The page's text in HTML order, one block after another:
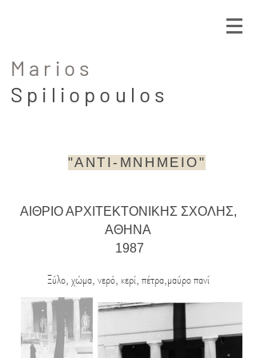
Marios
Spiliopoulos
"ΑΝΤΙ-ΜΝΗΜΕΙΟ"
ΑΙΘΡΙΟ ΑΡΧΙΤΕΚΤΟΝΙΚΗΣ ΣΧΟΛΗΣ,
ΑΘΗΝΑ
1987
Ξύλο, χώμα, νερό, κερί, πέτρα,μαύρο πανί